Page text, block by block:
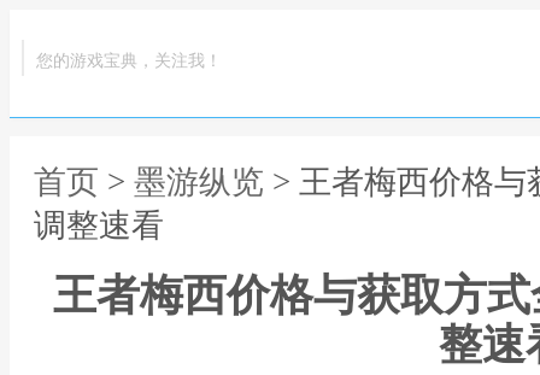
您的游戏宝典，关注我！
首页 > 墨游纵览 > 王者梅西价格与
调整速看
王者梅西价格与获取方
整速